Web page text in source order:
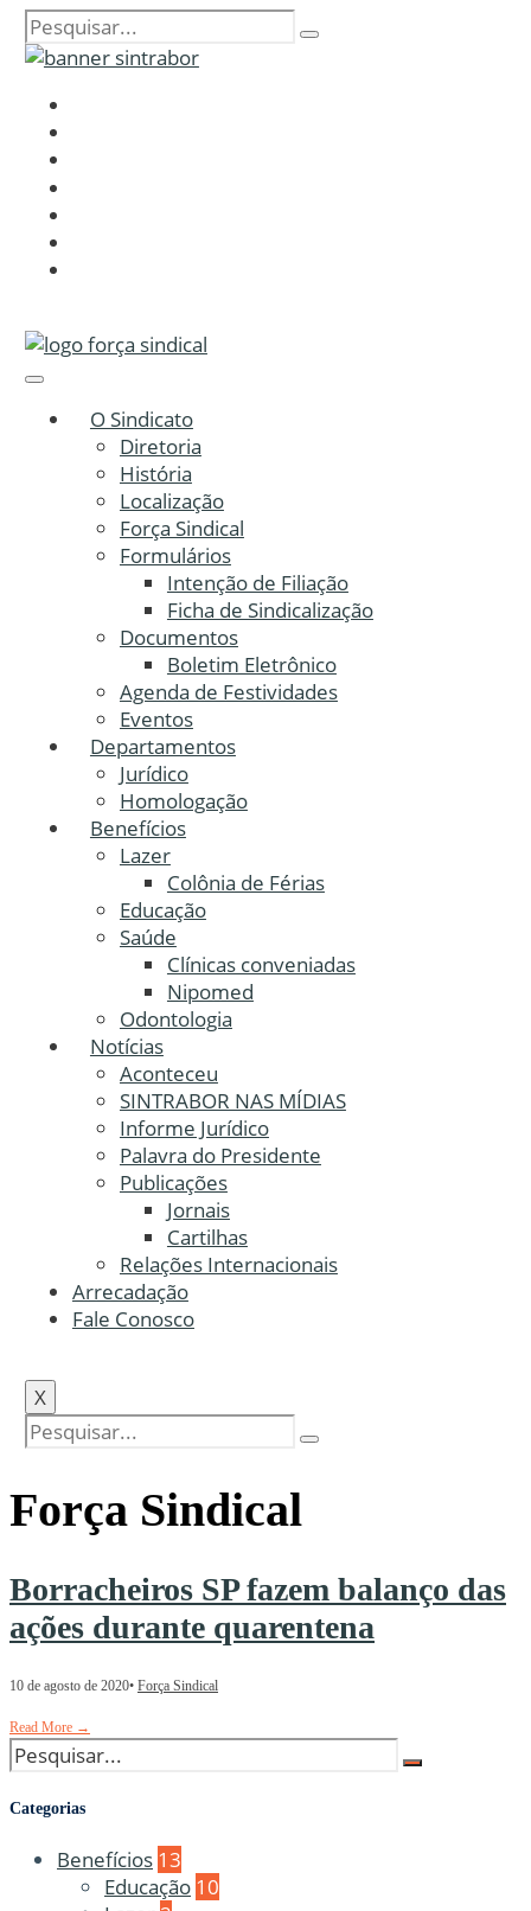
O Sindicato
Diretoria
História
Localização
Força Sindical
Formulários
Intenção de Filiação
Ficha de Sindicalização
Documentos
Boletim Eletrônico
Agenda de Festividades
Eventos
Departamentos
Jurídico
Homologação
Benefícios
Lazer
Colônia de Férias
Educação
Saúde
Clínicas conveniadas
Nipomed
Odontologia
Notícias
Aconteceu
SINTRABOR NAS MÍDIAS
Informe Jurídico
Palavra do Presidente
Publicações
Jornais
Cartilhas
Relações Internacionais
Arrecadação
Fale Conosco
X
Força Sindical
Borracheiros SP fazem balanço das
ações durante quarentena
10 de agosto de 2020• Força Sindical
Read More →
Categorias
Benefícios 13
Educação 10